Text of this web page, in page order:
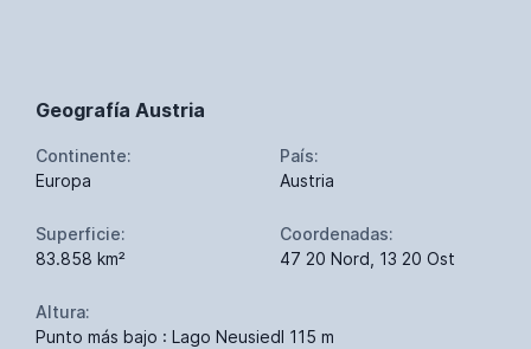
Geografía Austria
Continente:
Europa
País:
Austria
Superficie:
83.858 km²
Coordenadas:
47 20 Nord, 13 20 Ost
Altura:
Punto más bajo : Lago Neusiedl 115 m